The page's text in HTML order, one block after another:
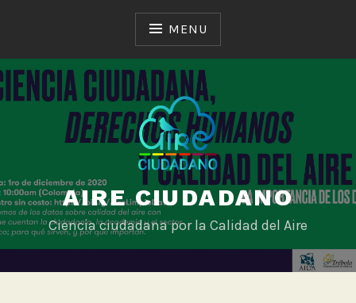
MENU
AIRE CIUDADANO
Ciencia ciudadana por la Calidad del Aire